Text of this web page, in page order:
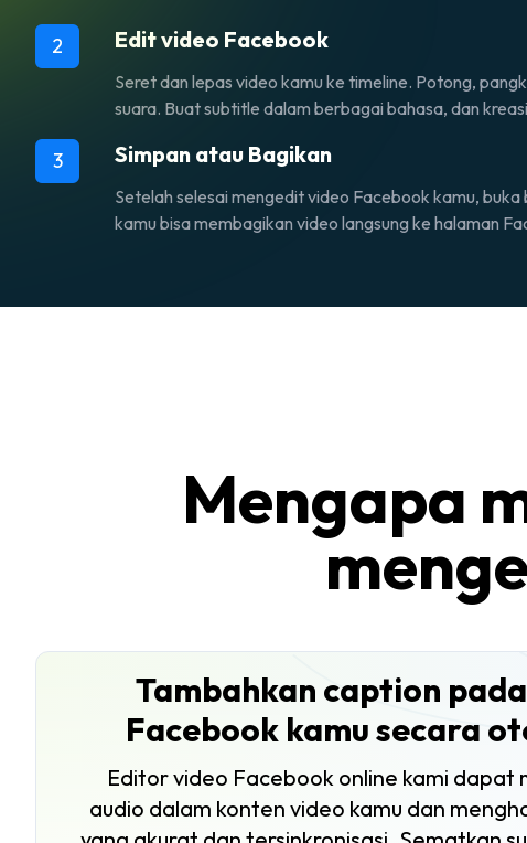
2 Edit video Facebook
Seret dan lepas video kamu ke timeline. Potong,
suara. Buatsubtitle dalam berbagai bahasa, dan
3 Simpan atau Bagikan
Setelah selesai mengedit video Facebook kamu, buka
kamu bisa membagikan video langsung ke halaman
Mengapa
Tambahkan caption
Facebook kamu secara
Editor video Facebook online kami dapat
audio dalam konten video kamu dan